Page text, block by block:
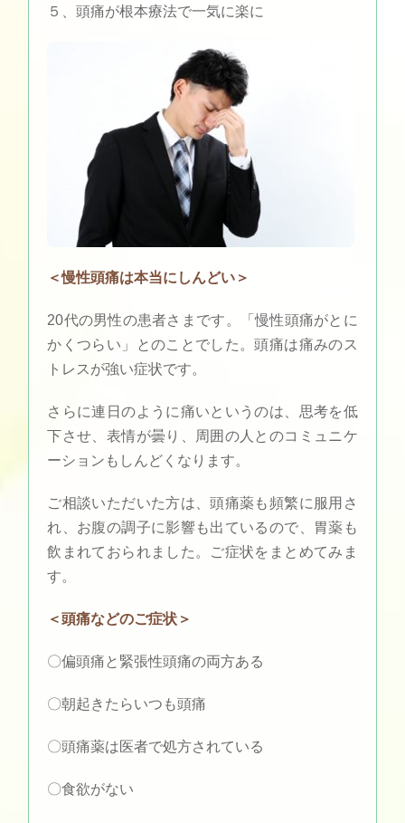
５、頭痛が根本療法で一気に楽に
＜慢性頭痛は本当にしんどい＞
20代の男性の患者さまです。「慢性頭痛がとに
かくつらい」とのことでした。頭痛は痛みのス
トレスが強い症状です。
さらに連日のように痛いというのは、思考を低
下させ、表情が曇り、周囲の人とのコミュニケ
ーションもしんどくなります。
ご相談いただいた方は、頭痛薬も頻繁に服用さ
れ、お腹の調子に影響も出ているので、胃薬も
飲まれておられました。ご症状をまとめてみま
す。
＜頭痛などのご症状＞
〇偏頭痛と緊張性頭痛の両方ある
〇朝起きたらいつも頭痛
〇頭痛薬は医者で処方されている
〇食欲がない